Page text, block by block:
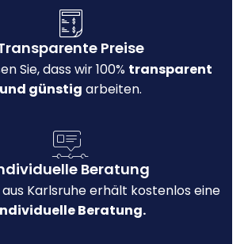
Preise
Sie, dass wir 100% transparent
und günstig arbeiten.
Beratung
Karlsruhe erhält kostenlos eine
Beratung.